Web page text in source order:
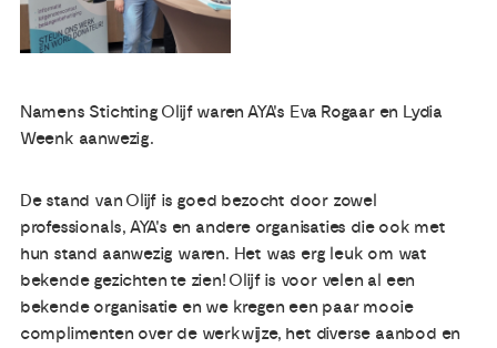
Contact
Namens Stichting Olijf waren AYA's Eva Rogaar en Lydia
Weenk aanwezig.
De stand van Olijf is goed bezocht door zowel
professionals, AYA's en andere organisaties die ook met
hun stand aanwezig waren. Het was erg leuk om wat
bekende gezichten te zien! Olijf is voor velen al een
bekende organisatie en we kregen een paar mooie
complimenten over de werkwijze, het diverse aanbod en